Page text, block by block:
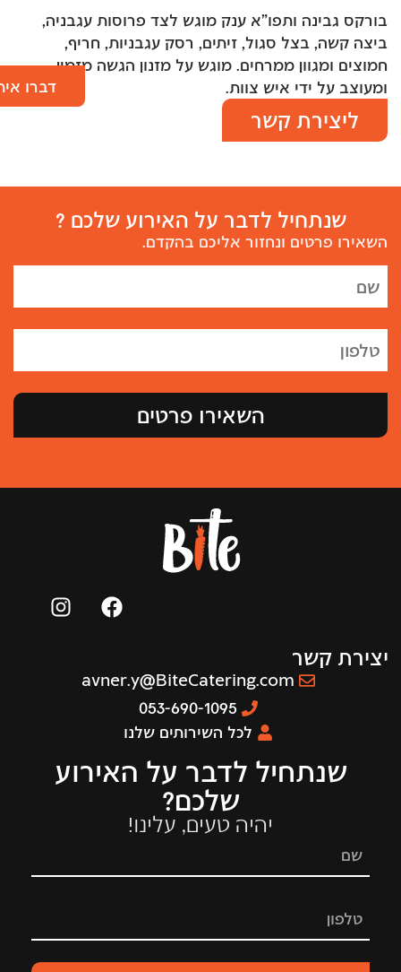
דברו
בורקס גבינה ותפו"א ענק מוגש לצד פרוסות עגבניה,
ביצה קשה, בצל סגול, זיתים, רסק עגבניות, חריף,
חמוצים ומגוון ממרחים. מוגש על מזנון הגשה מזמין
ומעוצב על ידי איש צוות.
ליצירת קשר
שנתחיל לדבר על האירוע שלכם ?
השאירו פרטים ונחזור אליכם בהקדם.
השאירו פרטים
יצירת קשר
avner.y@BiteCatering.com
053-690-1095
לכל השירותים שלנו
שנתחיל לדבר על האירוע
שלכם?
יהיה טעים, עלינו!